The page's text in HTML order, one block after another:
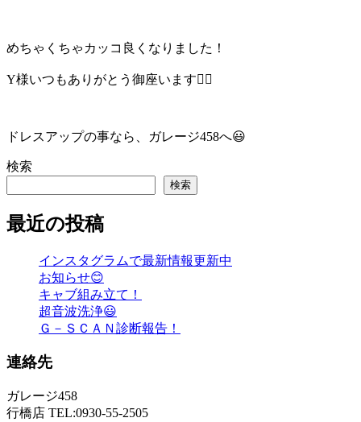
めちゃくちゃカッコ良くなりました！
Y様いつもありがとう御座います🙇‍♀️
ドレスアップの事なら、ガレージ458へ😃
検索
検索
最近の投稿
インスタグラムで最新情報更新中
お知らせ😊
キャブ組み立て！
超音波洗浄😃
Ｇ－ＳＣＡＮ診断報告！
連絡先
ガレージ458
行橋店 TEL:0930-55-2505